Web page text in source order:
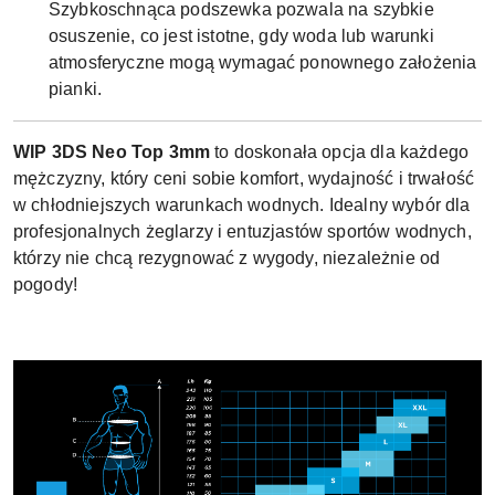
Szybkoschnąca podszewka pozwala na szybkie
osuszenie, co jest istotne, gdy woda lub warunki
atmosferyczne mogą wymagać ponownego założenia
pianki.
WIP 3DS Neo Top 3mm to doskonała opcja dla każdego
mężczyzny, który ceni sobie komfort, wydajność i trwałość
w chłodniejszych warunkach wodnych. Idealny wybór dla
profesjonalnych żeglarzy i entuzjastów sportów wodnych,
którzy nie chcą rezygnować z wygody, niezależnie od
pogody!